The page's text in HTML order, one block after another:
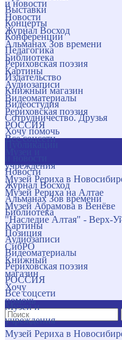
и новости
Новости
Журнал Восход
Альманах Зов времени
Библиотека
Картины
Аудиозаписи
Видеоматериалы
Рериховская поэзия
РОССИЯ
Все соцсети
учреждения
Музей Рериха в
Музей Рериха на Алтае
Музей Абрамова в Венёве
"Наследие Алтая" - Верх-
Позиция
СибРО
Книжный
магазин
Хочу
помочь
Выставки
Концерты
Конференции
Педагогика
Рериховская поэзия
Издательство
Книжный магазин
Видеостудия
Сотрудничество. Друзья
Хочу помочь
Новости
Журнал Восход
Альманах Зов времени
Библиотека
Картины
Аудиозаписи
Видеоматериалы
Рериховская поэзия
РОССИЯ
Все соцсети
Музеи и
учреждения
Музей Рериха в